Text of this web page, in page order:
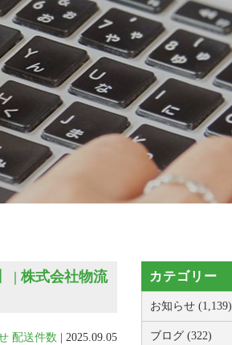
| 株式会社物流
配送件数 2025.09.05
カテゴリー
お知らせ (1,139)
ブログ (322)